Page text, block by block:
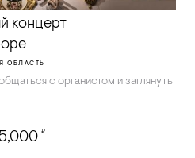
концерт
ОБЛАСТЬ
с органистом и заглянуть
₽